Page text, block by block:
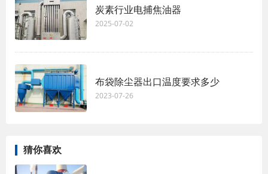
炭素行业电捕焦油器
2025-07-02
布袋除尘器出口温度要求多少
2023-07-26
猜你喜欢